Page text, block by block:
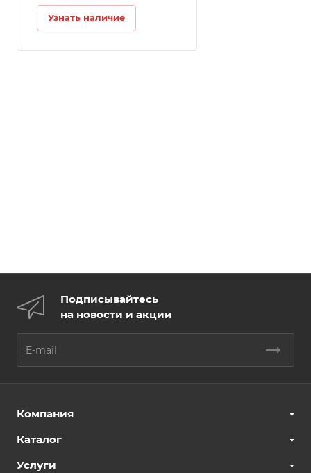
(ACE)
Узнать наличие
Подписывайтесь
на новости и акции
Компания
Каталог
Услуги